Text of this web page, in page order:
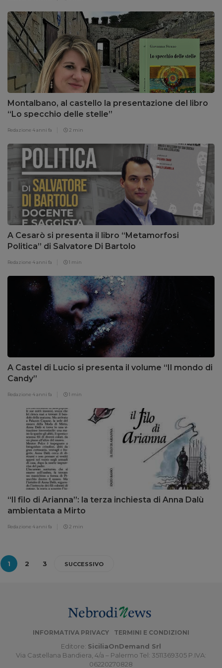
Montalbano, al castello la presentazione del libro
“Lo specchio delle stelle”
Redazione 4 anni fa 2 min
A Cesarò si presenta il libro “Metamorfosi
Politica” di Salvatore Di Bartolo
Redazione 4 anni fa 1 min
A Castel di Lucio si presenta il volume “Il mondo di
Candy”
Redazione 4 anni fa 1 min
“Il filo di Arianna”: la terza inchiesta di Anna Dalù
ambientata a Mirto
Redazione 4 anni fa 2 min
1 2 3 SUCCESSIVO
INFORMATIVA PRIVACY TERMINI E CONDIZIONI
Editore: SiciliaOnDemand Srl
Via Castellana Bandiera, 4/a – Palermo Tel: 3511369305 P.IVA:
06220270828